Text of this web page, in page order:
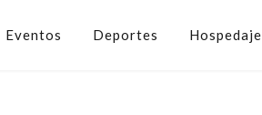
Eventos Deportes Hospedaje